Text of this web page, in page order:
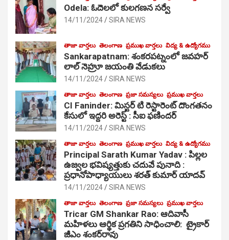
Odela: ఓదెలలో కులగణన సర్వే
14/11/2024 SIRA NEWS
తాజా వార్తలు తెలంగాణ ప్రముఖ వార్తలు విద్య & ఉద్యోగము
Sankarapatnam: శంకరపట్నంలో జవహర్
లాల్ నెహ్రూ జయంతి వేడుకలు
14/11/2024 SIRA NEWS
తాజా వార్తలు తెలంగాణ ప్రజా సమస్యలు ప్రముఖ వార్తలు
CI Faninder: మిస్టర్ టి రెస్టారెంట్ దొంగతనం
కేసులో ఇద్దరి అరెస్ట్ : సీఐ ఫణిందర్
14/11/2024 SIRA NEWS
తాజా వార్తలు తెలంగాణ ప్రముఖ వార్తలు విద్య & ఉద్యోగము
Principal Sarath Kumar Yadav : పిల్లల
ఉజ్వల భవిష్యత్తుకు చదువే పునాది :
ప్రధానోపాధ్యాయులు శరత్ కుమార్ యాదవ్
14/11/2024 SIRA NEWS
తాజా వార్తలు తెలంగాణ ప్రజా సమస్యలు ప్రముఖ వార్తలు
Tricar GM Shankar Rao: ఆదివాసీ
మహిళలు ఆర్థిక ప్రగతిని సాధించాలి: ట్రైకార్
జీఎం శంకర్‌రావు